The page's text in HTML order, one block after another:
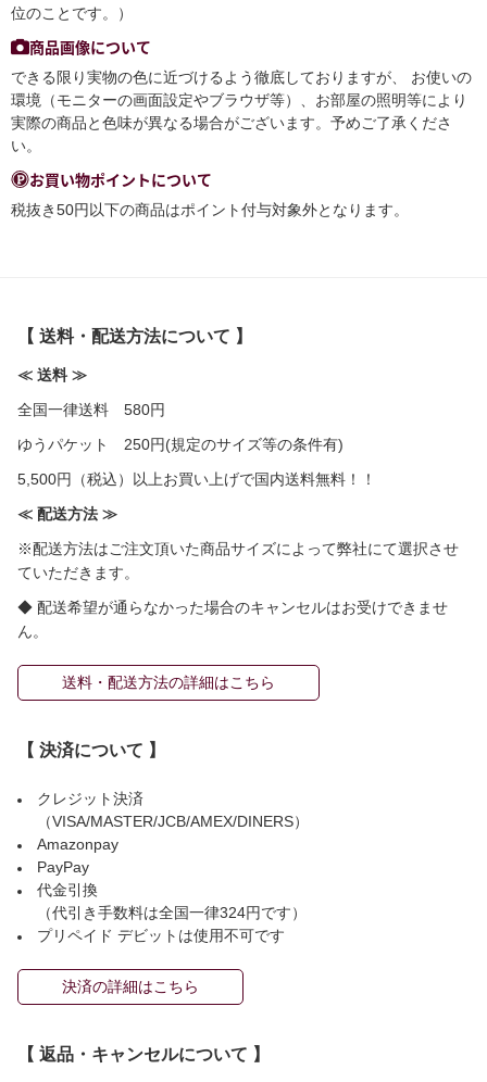
位のことです。）
商品画像について
できる限り実物の色に近づけるよう徹底しておりますが、 お使いの
環境（モニターの画面設定やブラウザ等）、お部屋の照明等により
実際の商品と色味が異なる場合がございます。予めご了承くださ
い。
お買い物ポイントについて
税抜き50円以下の商品はポイント付与対象外となります。
【 送料・配送方法について 】
≪ 送料 ≫
全国一律送料 580円
ゆうパケット 250円(規定のサイズ等の条件有)
5,500円（税込）以上お買い上げで国内送料無料！！
≪ 配送方法 ≫
※配送方法はご注文頂いた商品サイズによって弊社にて選択させ
ていただきます。
◆ 配送希望が通らなかった場合のキャンセルはお受けできませ
ん。
送料・配送方法の詳細はこちら
【 決済について 】
クレジット決済
（VISA/MASTER/JCB/AMEX/DINERS）
Amazonpay
PayPay
代金引換
（代引き手数料は全国一律324円です）
プリペイド デビットは使用不可です
決済の詳細はこちら
【 返品・キャンセルについて 】